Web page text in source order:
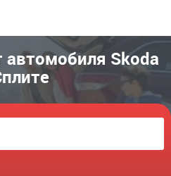
автомобиля Skoda